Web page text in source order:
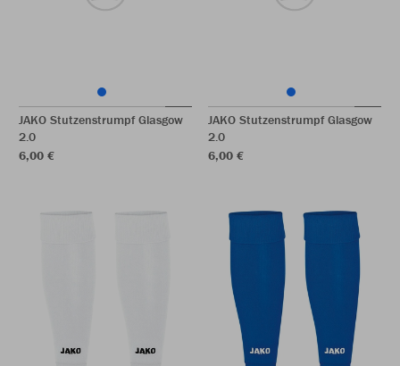
JAKO Stutzenstrumpf Glasgow
2.0
6,00 €
JAKO Stutzenstrumpf Glasgow
2.0
6,00 €